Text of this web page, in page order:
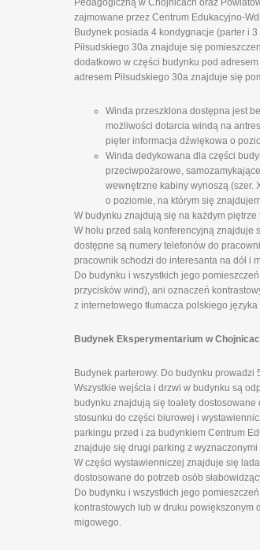
Pedagogiczną w Chojnicach oraz
zajmowane przez Centrum Edukacyjno-
Budynek posiada 4 kondygnacje (parter i
Piłsudskiego 30a znajduje się
dodatkowo w części budynku pod
adresem Piłsudskiego 30a znajduje się
Winda przeszklona dostępna jest
możliwości dotarcia windą na
pięter informacja dźwiękowa o
Winda dedykowana dla części
przeciwpożarowe,
wewnętrzne kabiny wynoszą (szer.
o poziomie, na którym się
W budynku znajdują się na każdym
W holu przed salą konferencyjną znajduje
dostępne są numery telefonów do
pracownik schodzi do interesanta na dół i
Do budynku i wszystkich jego
przycisków wind), ani oznaczeń
z internetowego tłumacza polskiego
Budynek Eksperymentarium w
Budynek parterowy. Do budynku
Wszystkie wejścia i drzwi w budynku są
budynku znajdują się toalety dostosowane
stosunku do części biurowej i
parkingu przed i za budynkiem Centrum
znajduje się drugi parking z
W części wystawienniczej znajduje się
dostosowane do potrzeb osób
Do budynku i wszystkich jego
kontrastowych lub w druku powiększonym
migowego.